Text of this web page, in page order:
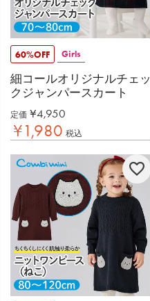
60%OFF Girls
細コールオリジナルチェッ
クジャンパースカート
定価 ¥4,950
¥1,980 税込